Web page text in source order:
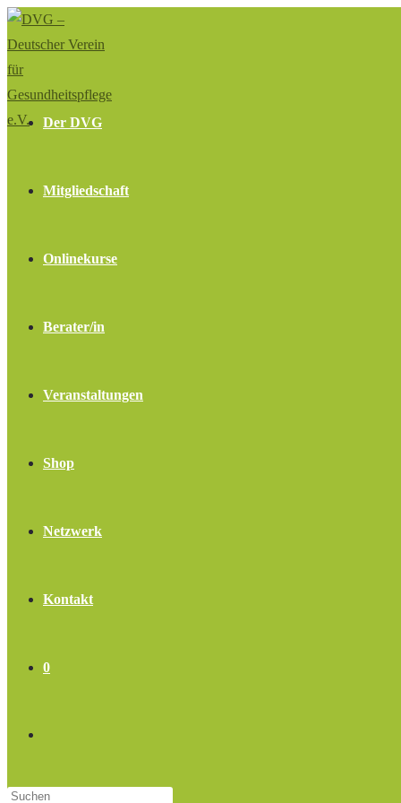
Zum
Inhalt
springen
Der DVG
Mitgliedschaft
Onlinekurse
Berater/in
Veranstaltungen
Shop
Netzwerk
Kontakt
0